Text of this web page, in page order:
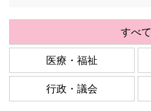
すべて
医療・福祉
行政・議会